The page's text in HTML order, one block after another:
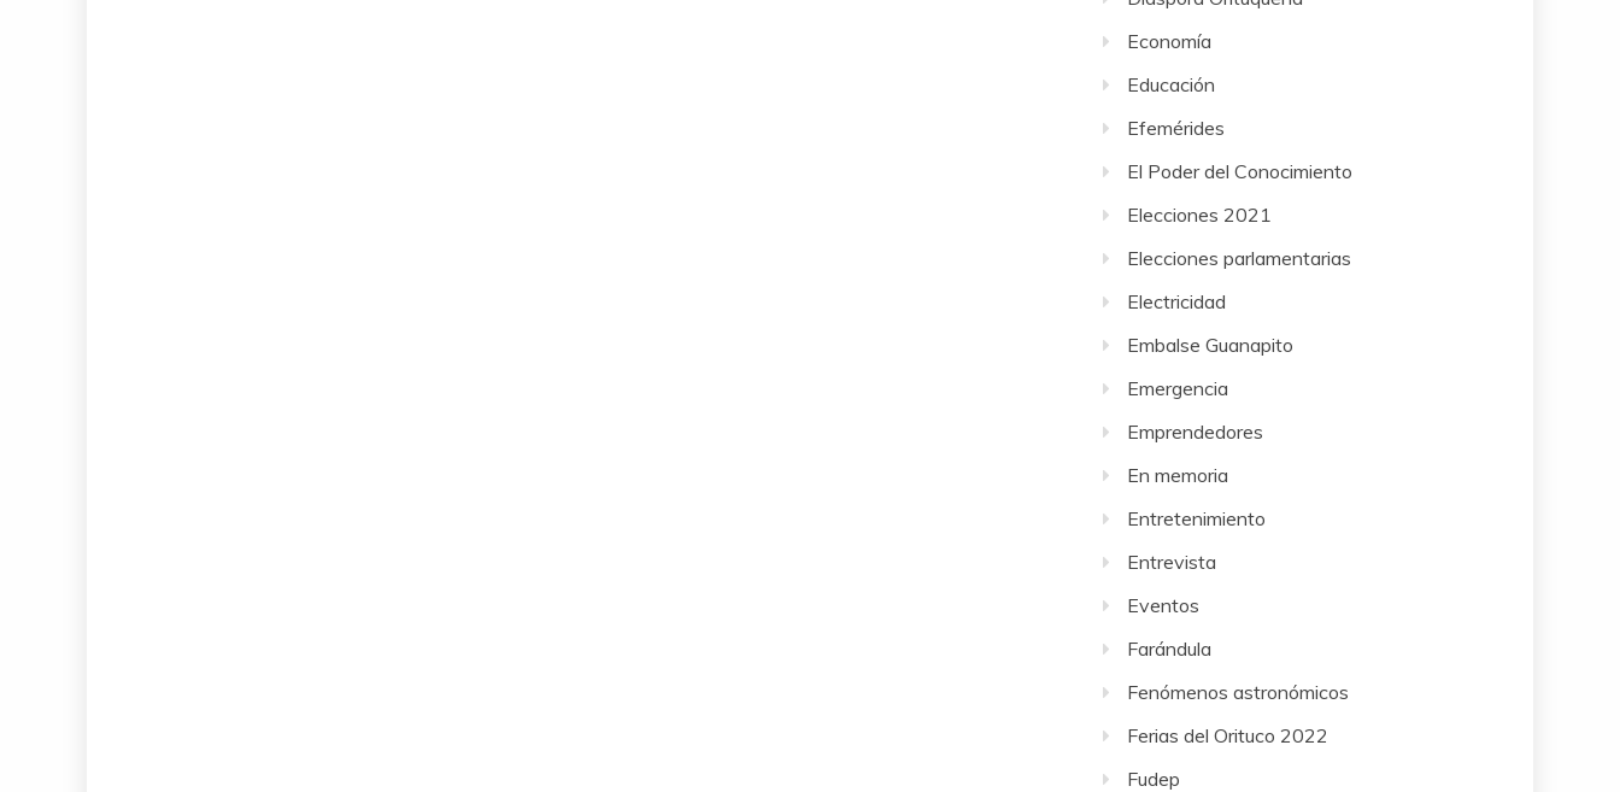
Economía
Educación
Efemérides
El Poder del Conocimiento
Elecciones 2021
Elecciones parlamentarias
Electricidad
Embalse Guanapito
Emergencia
Emprendedores
En memoria
Entretenimiento
Entrevista
Eventos
Farándula
Fenómenos astronómicos
Ferias del Orituco 2022
Fudep